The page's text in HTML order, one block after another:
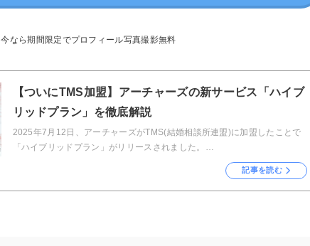
今なら期間限定でプロフィール写真撮影無料
【ついにTMS加盟】アーチャーズの新サービス「ハイブ
リッドプラン」を徹底解説
2025年7月12日、アーチャーズがTMS(結婚相談所連盟)に加盟したことで
「ハイブリッドプラン」がリリースされました。…
記事を読む